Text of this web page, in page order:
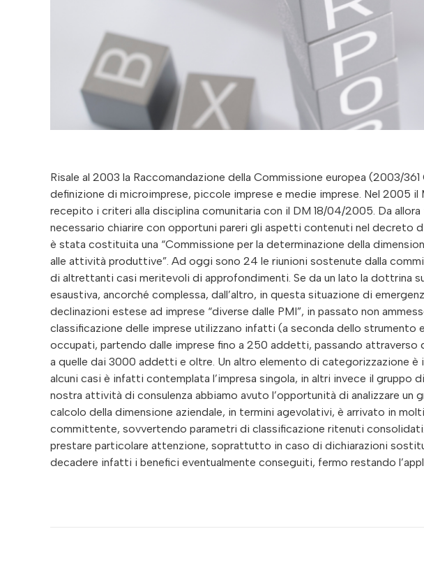
Risale al 2003 la Raccomandazione della Commissione europea (2003/
definizione di microimprese, piccole imprese e medie imprese. Nel 2005
recepito i criteri alla disciplina comunitaria con il DM 18/04/2005. Da
necessario chiarire con opportuni pareri gli aspetti contenuti nel decreto
è stata costituita una “Commissione per la determinazione della
alle attività produttive”. Ad oggi sono 24 le riunioni sostenute dalla
di altrettanti casi meritevoli di approfondimenti. Se da un lato la dottrina
esaustiva, ancorché complessa, dall’altro, in questa situazione di
declinazioni estese ad imprese “diverse dalle PMI”, in passato non
classificazione delle imprese utilizzano infatti (a seconda dello strumento
occupati, partendo dalle imprese fino a 250 addetti, passando attraverso
a quelle dai 3000 addetti e oltre. Un altro elemento di categorizzazione è
alcuni casi è infatti contemplata l’impresa singola, in altri invece il gruppo
nostra attività di consulenza abbiamo avuto l’opportunità di analizzare un
calcolo della dimensione aziendale, in termini agevolativi, è arrivato in
committente, sovvertendo parametri di classificazione ritenuti
prestare particolare attenzione, soprattutto in caso di dichiarazioni
decadere infatti i benefici eventualmente conseguiti, fermo restando